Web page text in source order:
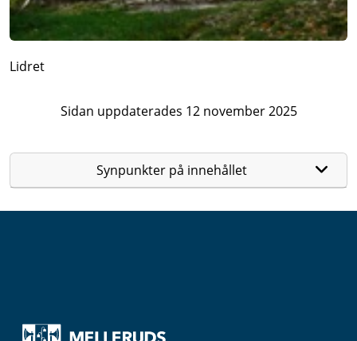
Lidret
Sidan uppdaterades 12 november 2025
Synpunkter på innehållet